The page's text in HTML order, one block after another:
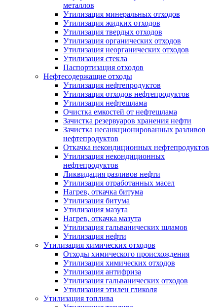
металлов
Утилизация минеральных отходов
Утилизация жидких отходов
Утилизация твердых отходов
Утилизация органических отходов
Утилизация неорганических отходов
Утилизация стекла
Паспортизация отходов
Нефтесодержащие отходы
Утилизация нефтепродуктов
Утилизация отходов нефтепродуктов
Утилизация нефтешлама
Очистка емкостей от нефтешлама
Зачистка резервуаров хранения нефти
Зачистка несанкционированных разливов
нефтепродуктов
Откачка некондиционных нефтепродуктов
Утилизация некондиционных
нефтепродуктов
Ликвидация разливов нефти
Утилизация отработанных масел
Нагрев, откачка битума
Утилизация битума
Утилизация мазута
Нагрев, откачка мазута
Утилизация гальванических шламов
Утилизация нефти
Утилизация химических отходов
Отходы химического происхождения
Утилизация химических отходов
Утилизация антифриза
Утилизация гальванических отходов
Утилизация этилен гликоля
Утилизация топлива